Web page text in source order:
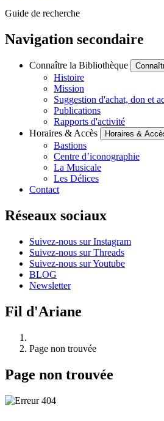
Guide de recherche
Navigation secondaire
Connaître la Bibliothèque
Histoire
Mission
Suggestion d'achat, don et
Publications
Rapports d'activité
Horaires & Accès
Horaires &
Bastions
Centre d’iconographie
La Musicale
Les Délices
Contact
Réseaux sociaux
Suivez-nous sur Instagram
Suivez-nous sur Threads
Suivez-nous sur Youtube
BLOG
Newsletter
Fil d'Ariane
Page non trouvée
Page non trouvée